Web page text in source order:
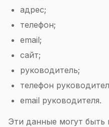
адрес;
телефон;
email;
сайт;
руководитель;
телефон
email руководителя.
Эти данные могут быть